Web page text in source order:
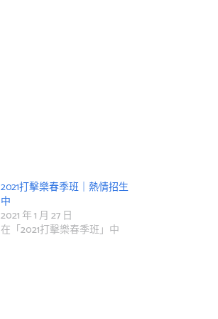
2021打擊樂春季班｜熱情招生
中
2021 年 1 月 27 日
在「2021打擊樂春季班」中